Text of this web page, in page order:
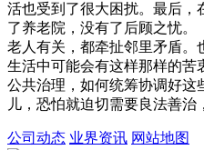
活也受到了很大困扰。最后，
了养老院，没有了后顾之忧
老人有关，都牵扯邻里矛盾。
生活中可能会有这样那样的苦
公共治理，如何统筹协调好这
儿，恐怕就迫切需要良法善治
公司动态 业界资讯 网站地图